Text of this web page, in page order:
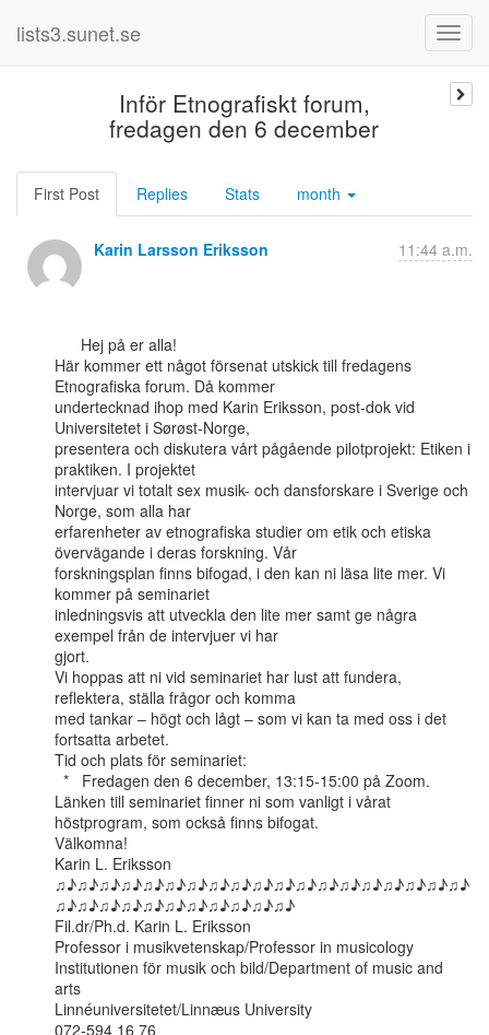
lists3.sunet.se
Inför Etnografiskt forum,
fredagen den 6 december
First Post Replies Stats month
Karin Larsson Eriksson 11:44 a.m.
Här kommer ett något försenat utskick till fredagens
Etnografiska forum. Då kommer
undertecknad ihop med Karin Eriksson, post-dok vid
Universitetet i Sørøst-Norge,
presentera och diskutera vårt pågående pilotprojekt: Etiken i
praktiken. I projektet
intervjuar vi totalt sex musik- och dansforskare i Sverige och
Norge, som alla har
erfarenheter av etnografiska studier om etik och etiska
övervägande i deras forskning. Vår
forskningsplan finns bifogad, i den kan ni läsa lite mer. Vi
kommer på seminariet
inledningsvis att utveckla den lite mer samt ge några
exempel från de intervjuer vi har
gjort.
Vi hoppas att ni vid seminariet har lust att fundera,
reflektera, ställa frågor och komma
med tankar – högt och lågt – som vi kan ta med oss i det
fortsatta arbetet.
Tid och plats för seminariet:
Länken till seminariet finner ni som vanligt i vårat
höstprogram, som också finns bifogat.
Välkomna!
Karin L. Eriksson
♫♪♫♪♫♪♫♪♫♪♫♪♫♪♫♪♫♪♫♪♫♪♫♪♫♪♫♪♫♪♫♪♫♪♫♪♫♪
♫♪♫♪♫♪♫♪♫♪♫♪♫♪♫♪♫♪♫♪♫♪
Fil.dr/Ph.d. Karin L. Eriksson
Professor i musikvetenskap/Professor in musicology
Institutionen för musik och bild/Department of music and
arts
Linnéuniversitetet/Linnæus University